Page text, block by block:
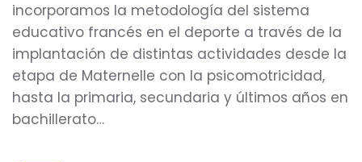
incorporamos la metodología del sistema
educativo francés en el deporte a través de la
implantación de distintas actividades desde la
etapa de Maternelle con la psicomotricidad,
hasta la primaria, secundaria y últimos años en
bachillerato…